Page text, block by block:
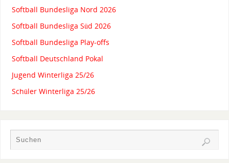
Softball Bundesliga Nord 2026
Softball Bundesliga Süd 2026
Softball Bundesliga Play-offs
Softball Deutschland Pokal
Jugend Winterliga 25/26
Schüler Winterliga 25/26